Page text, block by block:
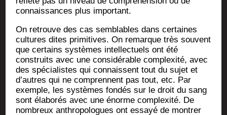
connais­sances plus important.
On retrouve des cas sem­blables dans cer­taines
cultures dites pri­mi­tives. On remarque très sou­vent
que cer­tains sys­tèmes intel­lec­tuels ont été
construits avec une consi­dé­rable com­plexi­té, avec
des spé­cia­listes qui connaissent tout du sujet et
d’autres qui ne com­prennent pas tout, etc. Par
exemple, les sys­tèmes fon­dés sur le droit du sang
sont éla­bo­rés avec une énorme com­plexi­té. De
nom­breux anthro­po­logues ont essayé de mon­trer